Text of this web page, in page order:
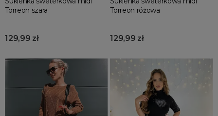
Torreon szara
129,99 zł
Torreon różowa
129,99 zł